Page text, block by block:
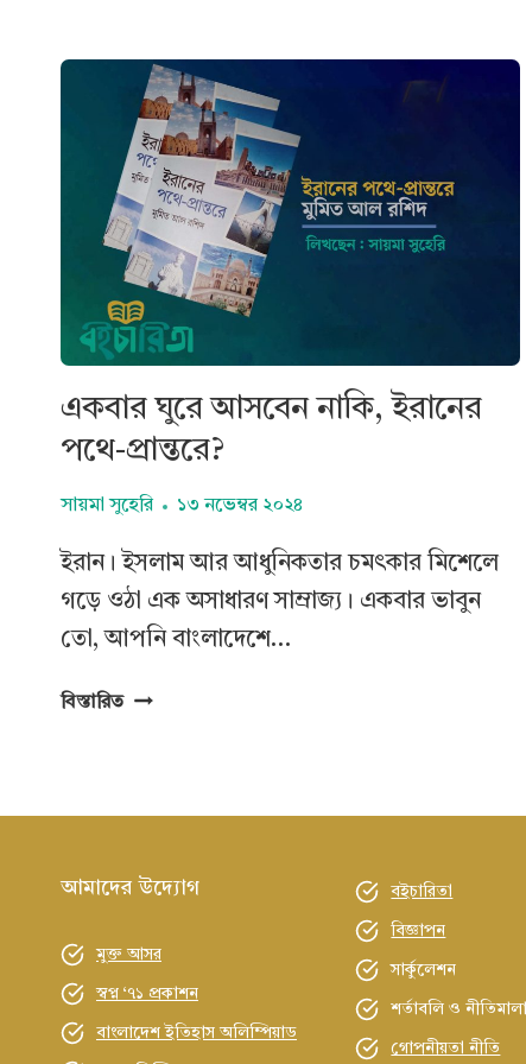
একবার ঘুরে আসবেন নাকি, ইরানের
পথে-প্রান্তরে?
সায়মা সুহেরি ১৩ নভেম্বর ২০২৪
ইরান। ইসলাম আর আধুনিকতার চমৎকার মিশেলে
গড়ে ওঠা এক অসাধারণ সাম্রাজ্য। একবার ভাবুন
তো, আপনি বাংলাদেশে…
বিস্তারিতএকবার
ইরানের
প্রান্তরে?
আমাদের উদ্যোগ
মুক্ত আসর
স্বপ্ন ‘৭১ প্রকাশন
বাংলাদেশ ইতিহাস অলিম্পিয়াড
বইচারিতা
বিজ্ঞাপন
সার্কুলেশন
শর্তাবলি ও নীতিমালা
গোপনীয়তা নীতি